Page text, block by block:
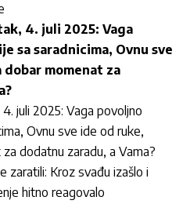
4. juli 2025: Vaga
sa saradnicima, Ovnu sve
momenat za
juli 2025: Vaga povoljno
Ovnu sve ide od ruke,
dodatnu zaradu, a Vama?
zaratili: Kroz svađu izašlo i
hitno reagovalo